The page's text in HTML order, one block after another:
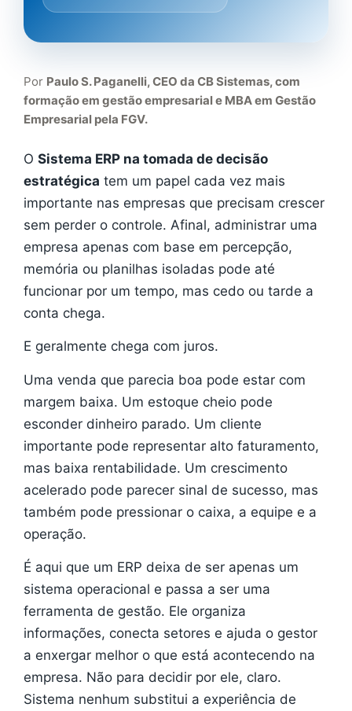
Por Paulo S. Paganelli, CEO da CB Sistemas, com
formação em gestão empresarial e MBA em Gestão
Empresarial pela FGV.
O Sistema ERP na tomada de decisão
estratégica tem um papel cada vez mais
importante nas empresas que precisam crescer
sem perder o controle. Afinal, administrar uma
empresa apenas com base em percepção,
memória ou planilhas isoladas pode até
funcionar por um tempo, mas cedo ou tarde a
conta chega.
E geralmente chega com juros.
Uma venda que parecia boa pode estar com
margem baixa. Um estoque cheio pode
esconder dinheiro parado. Um cliente
importante pode representar alto faturamento,
mas baixa rentabilidade. Um crescimento
acelerado pode parecer sinal de sucesso, mas
também pode pressionar o caixa, a equipe e a
operação.
É aqui que um ERP deixa de ser apenas um
sistema operacional e passa a ser uma
ferramenta de gestão. Ele organiza
informações, conecta setores e ajuda o gestor
a enxergar melhor o que está acontecendo na
empresa. Não para decidir por ele, claro.
Sistema nenhum substitui a experiência de